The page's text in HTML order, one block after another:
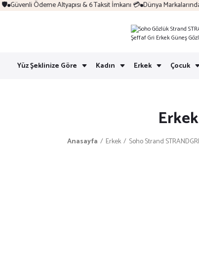
Güvenli Ödeme Altyapısı & 6 Taksit İmkanı 💳 Dünya Markalarında
Yüz Şeklinize Göre Kadın Erkek Çocuk
Erkek
Anasayfa Erkek Soho Strand